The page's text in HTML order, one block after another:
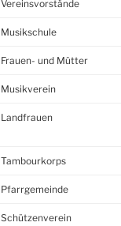
Vereinsvorstände
Musikschule
Frauen- und Mütter
Musikverein
Landfrauen
Tambourkorps
Pfarrgemeinde
Schützenverein